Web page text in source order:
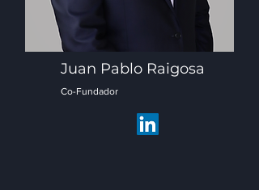
Juan Pablo Raigosa
Co-Fundador